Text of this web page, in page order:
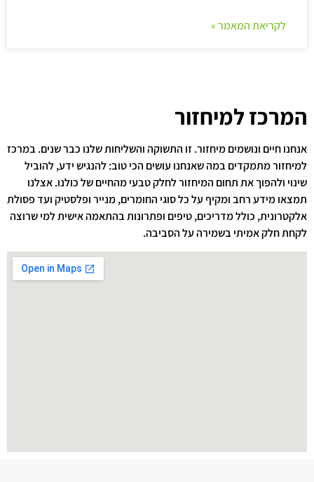
לקריאת המאמר »
המרכז למיחזור
אנחנו חיים ונושמים מיחזור. זו התשוקה והשליחות שלנו כבר שנים. במרכז
למיחזור מתמקדים במה שאנחנו עושים הכי טוב: להנגיש ידע, להוביל
שינוי ולהפוך את תחום המיחזור לחלק טבעי מהחיים של כולנו. אצלנו
תמצאו מידע רחב ומקיף על כל סוגי החומרים, מנייר ופלסטיק ועד פסולת
אלקטרונית, כולל מדריכים, טיפים ופתרונות בהתאמה אישית למי שרוצה
לקחת חלק אמיתי בשמירה על הסביבה.